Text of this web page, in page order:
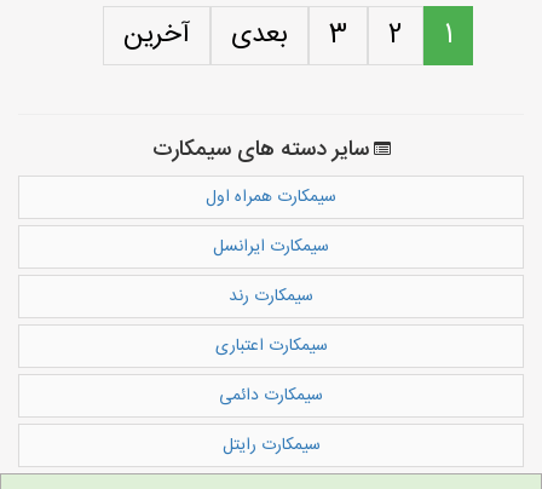
1
2
3 بعدی آخرین
سایر دسته های سیمکارت
سیمکارت همراه اول
سیمکارت ایرانسل
سیمکارت رند
سیمکارت اعتباری
سیمکارت دائمی
سیمکارت رایتل